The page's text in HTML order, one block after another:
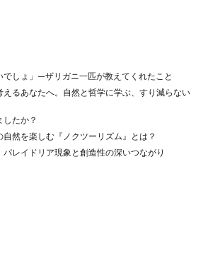
でしょ」—ザリガニ一匹が教えてくれたこと
るあなたへ。自然と哲学に学ぶ、すり減らない
たか？
然を楽しむ『ノクツーリズム』とは？
パレイドリア現象と創造性の深いつながり